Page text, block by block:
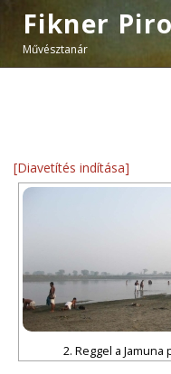
Fikner
Művésztanár
[Diavetítés indítása]
2. Reggel a Jamuna